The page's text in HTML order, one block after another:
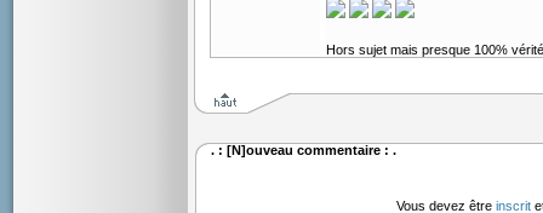
Hors sujet mais presque 100%
. : [N]ouveau commentaire : .
Vous devez être inscrit